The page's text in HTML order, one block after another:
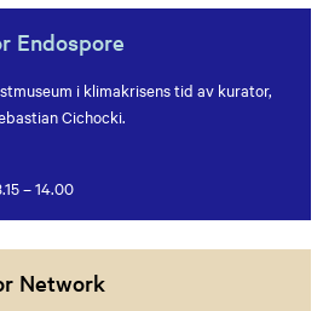
Endospore
i klimakrisens tid av kurator,
Cichocki.
– 14.00
Network